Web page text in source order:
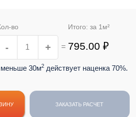
во
- + =
Итого: за 1 м²
795.00 ₽
меньше 30м2 действует наценка 70%.
ЗАКАЗАТЬ РАСЧЕТ